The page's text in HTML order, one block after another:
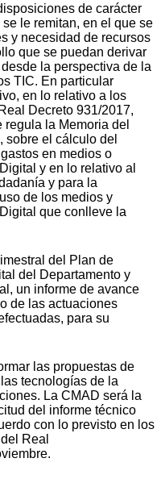
de carácter
le remitan, en el que se
y necesidad de recursos
que se puedan derivar
la perspectiva de la
TIC. En particular
en lo relativo a los
Decreto 931/2017,
la Memoria del
sobre el cálculo del
en medios o
y en lo relativo al
y para la
de los medios y
que conlleve la
del Plan de
del Departamento y
un informe de avance
de las actuaciones
para su
las propuestas de
tecnologías de la
La CMAD será la
del informe técnico
con lo previsto en los
Real